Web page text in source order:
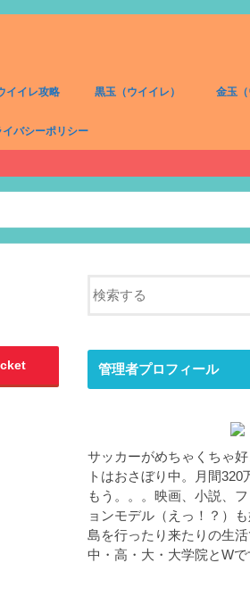
イイレ攻略 黒玉（ウイイレ） 金玉（
イバシーポリシー
管理者プロフィール
サッカーがめちゃくちゃ
トはおさぼり中。月間
もう。。。映画、小説、
ョンモデル（えっ！？）
島を行ったり来たりの生
中・高・大・大学院とWで